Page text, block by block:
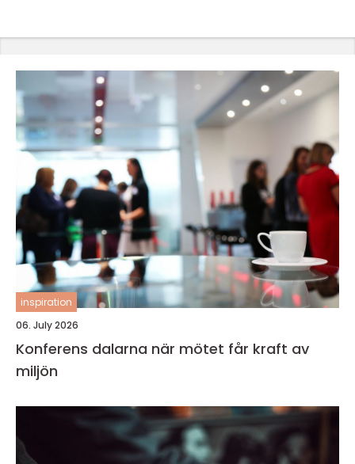
inspiration
06. July 2026
Konferens dalarna när mötet får kraft av
miljön